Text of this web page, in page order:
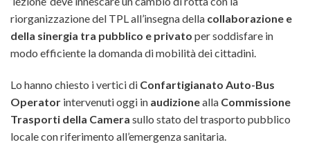
riorganizzazione del TPL all’insegna della collaborazione e
della sinergia tra pubblico e privato per soddisfare in
modo efficiente la domanda di mobilità dei cittadini.
Lo hanno chiesto i vertici di Confartigianato Auto-Bus
Operator intervenuti oggi in audizionealla Commissione
Trasporti della Camera sullo stato del trasporto pubblico
locale con riferimento all’emergenza sanitaria.